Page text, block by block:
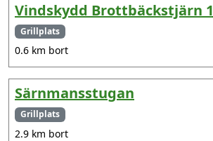
Vindskydd Brottbäckstjärn 1
Grillplats
0.6 km bort
Särnmansstugan
Grillplats
2.9 km bort